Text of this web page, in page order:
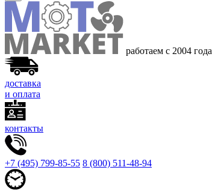
работаем с 2004 года
доставка
и оплата
контакты
+7 (495) 799-85-55 8 (800) 511-48-94